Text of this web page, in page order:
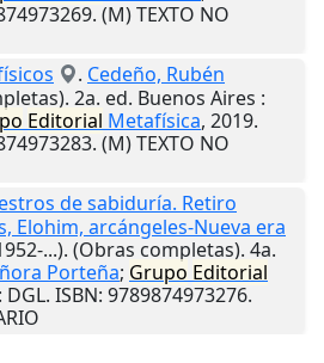
(M) TEXTO NO
. Cedeño, Rubén
2a. ed. Buenos Aires :
Editorial Metafísica, 2019.
(M) TEXTO NO
de sabiduría. Retiro
Elohim, arcángeles-Nueva era
...). (Obras completas). 4a.
Porteña; Grupo Editorial
: DGL. ISBN: 9789874973276.